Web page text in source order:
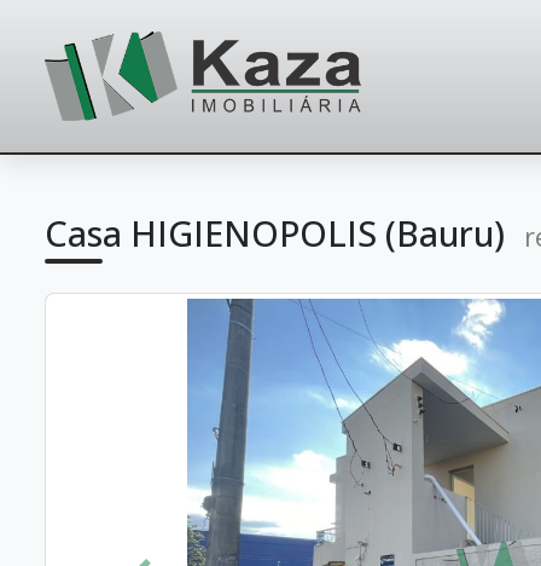
Casa HIGIENOPOLIS (Bauru)